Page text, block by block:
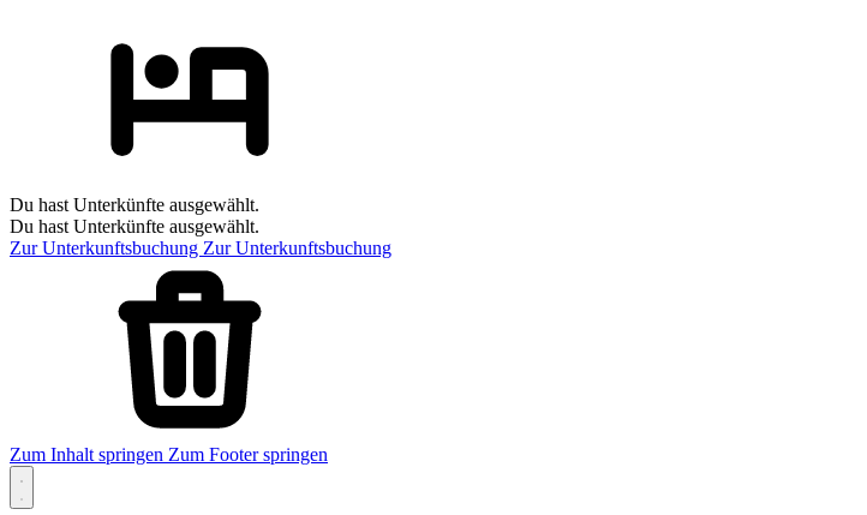
Du hast Unterkünfte ausgewählt.
Du hast Unterkünfte ausgewählt.
Zur Unterkunftsbuchung Zur Unterkunftsbuchung
Zum Inhalt springen Zum Footer springen